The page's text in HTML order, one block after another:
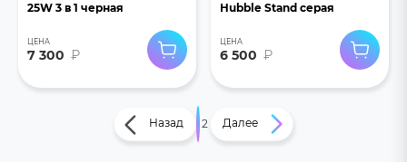
25W 3 в 1 черная
ЦЕНА
7 300 ₽
Hubble Stand серая
ЦЕНА
6 500 ₽
Назад 12 Далее